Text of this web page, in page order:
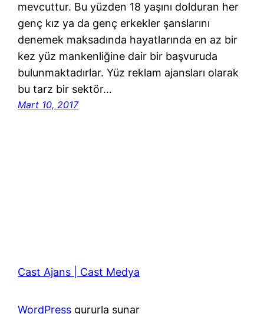
mevcuttur. Bu yüzden 18 yaşını dolduran her
genç kız ya da genç erkekler şanslarını
denemek maksadında hayatlarında en az bir
kez yüz mankenliğine dair bir başvuruda
bulunmaktadırlar. Yüz reklam ajansları olarak
bu tarz bir sektör…
Mart 10, 2017
Cast Ajans | Cast Medya
WordPress gururla sunar